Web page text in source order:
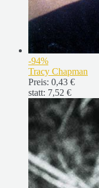
-94%
Tracy Chapman
Preis: 0,43 €
statt: 7,52 €